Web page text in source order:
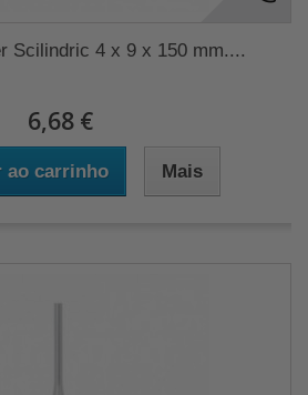
Scilindric 4 x 9 x 150 mm....
6,68 €
ao carrinho Mais